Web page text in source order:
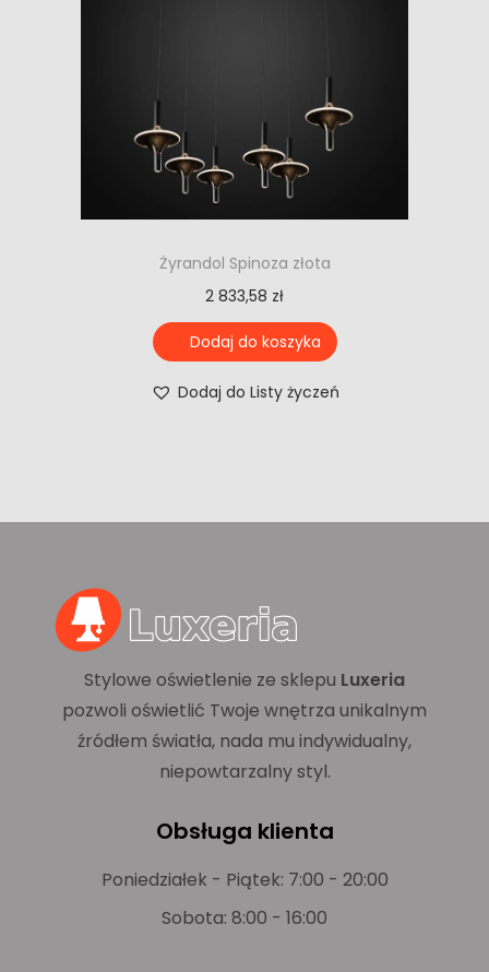
Żyrandol Spinoza złota
2 833,58 zł
Dodaj do koszyka
Dodaj do Listy życzeń
Stylowe oświetlenie ze sklepu Luxeria
pozwoli oświetlić Twoje wnętrza unikalnym
źródłem światła, nada mu indywidualny,
niepowtarzalny styl.
Obsługa klienta
Poniedziałek - Piątek: 7:00 - 20:00
Sobota: 8:00 - 16:00